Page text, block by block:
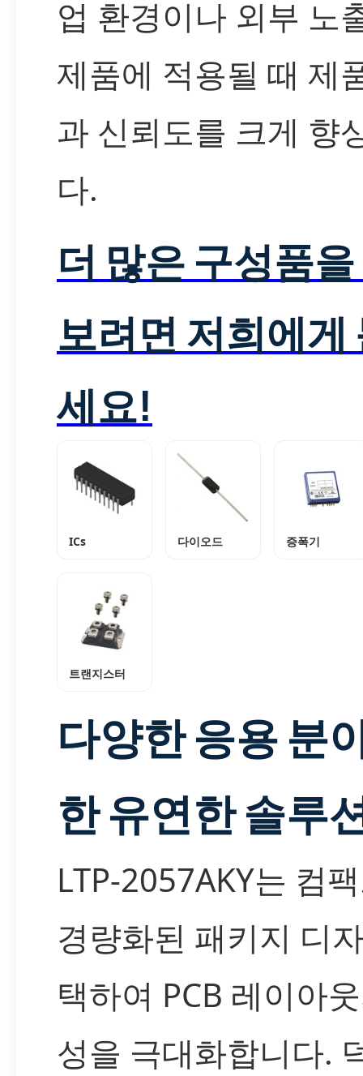
업 환경이나 외부 노
제품에 적용될 때 제
과 신뢰도를 크게 향
다.
더 많은 구성품
보려면 저희에게
세요!
ICs 다이오드 증폭기
트랜지스터
다양한 응용 분
한 유연한 솔루
LTP-2057AKY는 컴
경량화된 패키지 디
택하여 PCB 레이아
성을 극대화합니다.